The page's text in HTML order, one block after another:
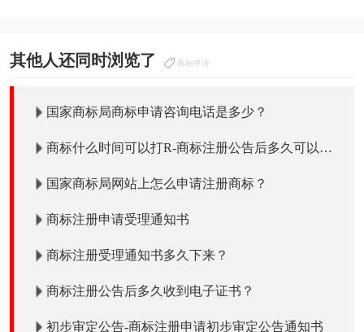
其他人还同时浏览了 商标申请
国家商标局商标申请咨询电话是多少？
商标什么时间可以打R-商标注册公告后多久可以打
国家商标局网站上怎么申请注册商标？
商标注册申请受理通知书
商标注册受理通知书多久下来？
商标注册公告后多久收到电子证书？
初步审定公告-商标注册申请初步审定公告通知书